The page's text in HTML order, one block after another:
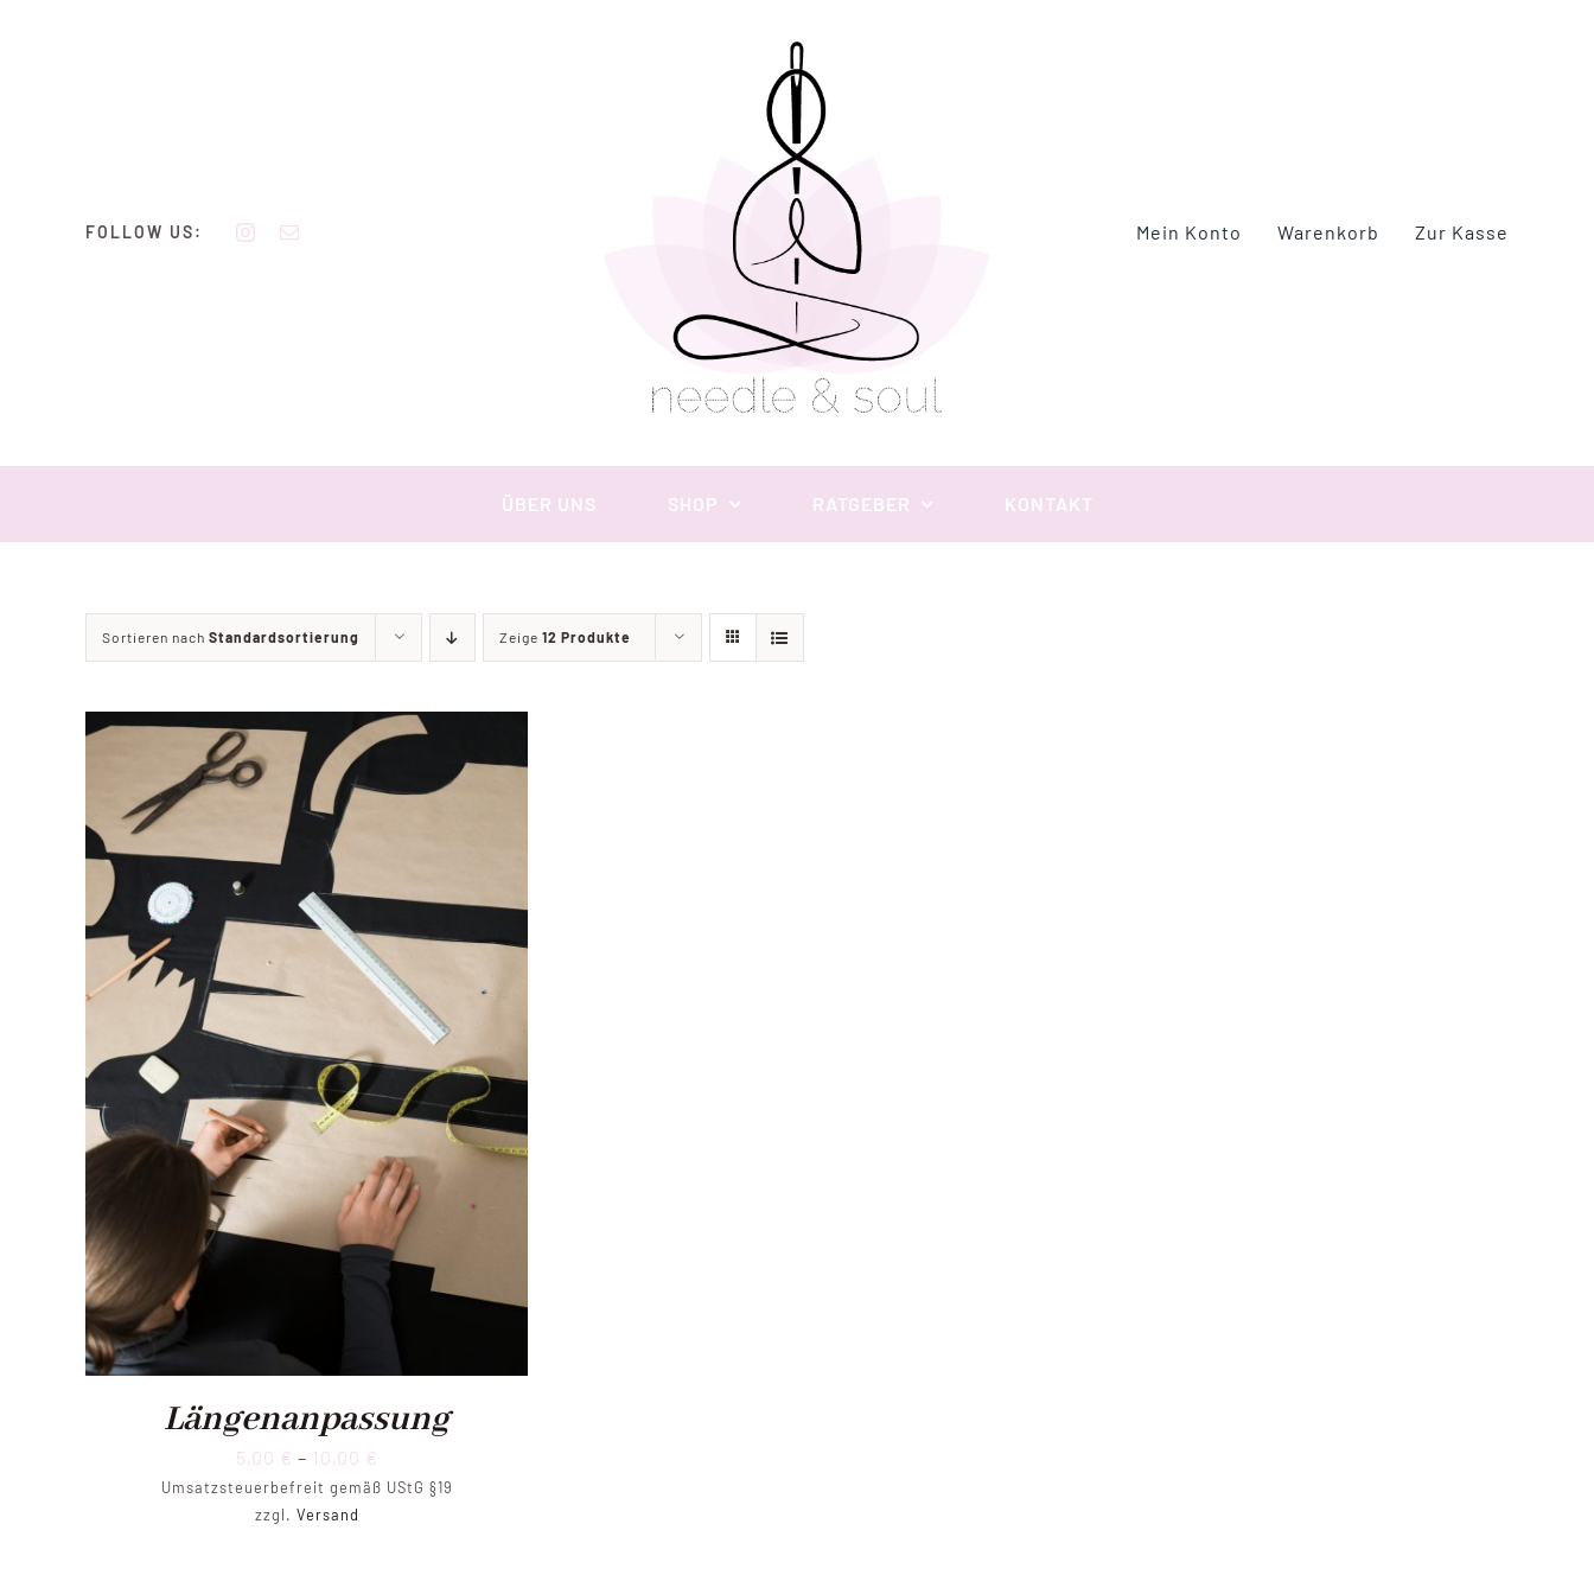
FOLLOW US: Mein Konto Warenkorb Zur Kasse
ÜBER UNS SHOP RATGEBER KONTAKT
Sortieren nach Standardsortierung Zeige 12 Produkte
Längenanpassung
5,00 € – 10,00 €
5,00 €
Umsatzsteuerbefreit gemäß UStG §19
zzgl. Versand